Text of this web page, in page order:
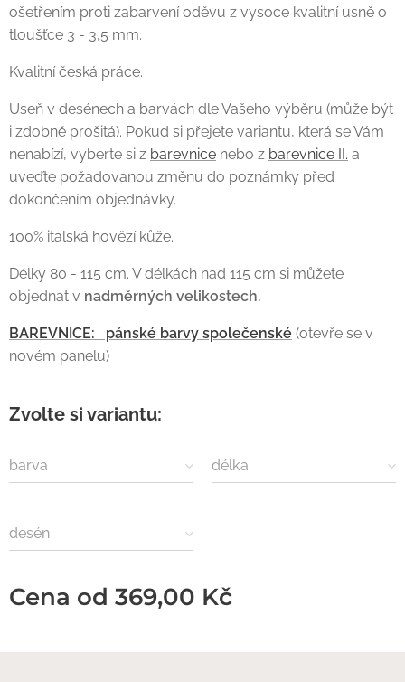
ošetřením proti zabarvení oděvu z vysoce kvalitní usně o
tloušťce 3 - 3,5 mm.
Kvalitní česká práce.
Useň v desénech a barvách dle Vašeho výběru (může být
i zdobně prošitá). Pokud si přejete variantu, která se Vám
nenabízí, vyberte si z barevnice nebo z barevnice II. a
uveďte požadovanou změnu do poznámky před
dokončením objednávky.
100% italská hovězí kůže.
Délky 80 - 115 cm. V délkách nad 115 cm si můžete
objednat v nadměrných velikostech.
BAREVNICE: pánské barvy společenské (otevře se v
novém panelu)
Zvolte si variantu:
barva délka
desén
Cena od 369,00 Kč